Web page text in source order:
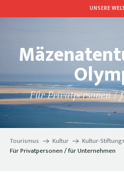
au
UNSERE
Für Privatpersonen /
Tourismus Kultur
Kultur-
Für Privatpersonen / für Unternehmen